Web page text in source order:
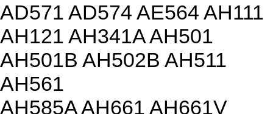
AD571 AD574 AE564 AH111
AH121 AH341A AH501
AH501B AH502B AH511
AH561
AH585A AH661 AH661V